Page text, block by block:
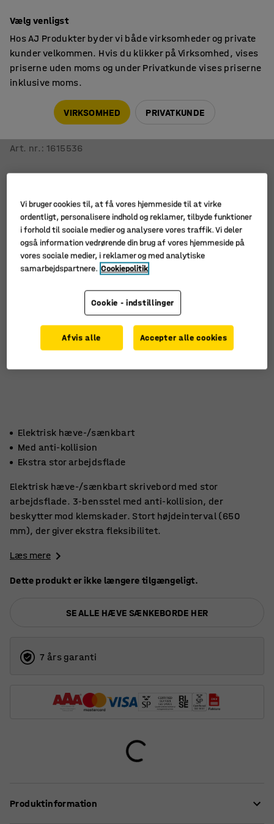
Hæve sænke hjørneskrivebord MODULUS
Art. nr. :1615536
Elektrisk hæve-/sænkbart
Med anti-kollision
Ekstra stor arbejdsflade
Elektrisk hæve-/sænkbart skrivebord med stor
arbejdsflade. 3-bensstel med anti-kollision, der
beskytter mod klemskader. Stort højdeinterval (650
mm), der giver ekstra fleksibilitet.
Læs mere
Dette produkt er ikke længere tilgængeligt.
SE ALLE HÆVE SÆNKEBORDE HER
7 års garanti
Produktinformation
Vælg venligst
Hos AJ Produkter byder vi både virksomheder og private
kunder velkommen. Hvis du klikker på Virksomhed, vises
priserne uden moms og under Privatkunde vises priserne
inklusive moms.
VIRKSOMHED PRIVATKUNDE
Vi bruger cookies til, at få vores hjemmeside til at virke
ordentligt, personalisere indhold og reklamer, tilbyde funktioner
i forhold til sociale medier og analysere vores traffik. Vi deler
også information vedrørende din brug af vores hjemmeside på
vores sociale medier, i reklamer og med analytiske
samarbejdspartnere. Cookiepolitik
Cookie - indstillinger
Afvis alle Accepter alle cookies